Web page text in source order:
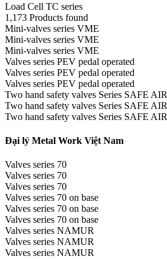
Load Cell TC series
1,173 Products found
Mini-valves series VME
Mini-valves series VME
Mini-valves series VME
Valves series PEV pedal operated
Valves series PEV pedal operated
Valves series PEV pedal operated
Two hand safety valves Series SAFE AIR
Two hand safety valves Series SAFE AIR
Two hand safety valves Series SAFE AIR
Đại lý Metal Work Việt Nam
Valves series 70
Valves series 70
Valves series 70
Valves series 70 on base
Valves series 70 on base
Valves series 70 on base
Valves series NAMUR
Valves series NAMUR
Valves series NAMUR